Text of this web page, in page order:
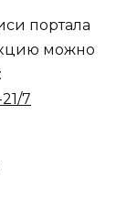
портала
можно
7